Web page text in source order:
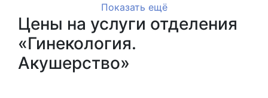
Показать ещё
Цены на услуги отделения
«Гинекология.
Акушерство»